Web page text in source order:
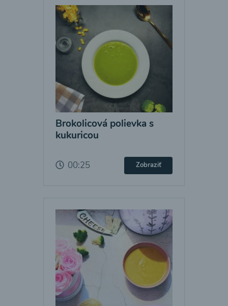
Brokolicová polievka s
kukuricou
00:25 Zobraziť